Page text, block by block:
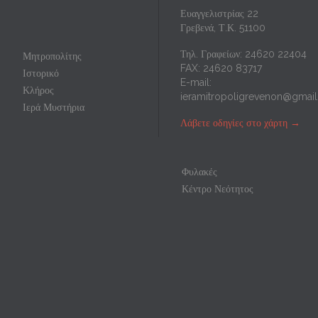
p
Μητροπολίτης
Ιστορικό
Κλήρος
Ιερά Μυστήρια
Ευαγγελιστρίας 22
Γρεβενά, Τ.Κ. 51100
Τηλ. Γραφείων: 24620 22404
FAX: 24620 83717
E-mail:
Λάβετε οδηγίες στο χάρτη →
Φυλακές
Κέντρο Νεότητος